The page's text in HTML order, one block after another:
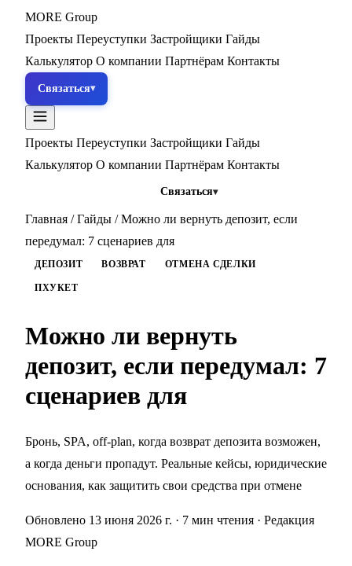
MORE Group
Проекты Переуступки Застройщики Гайды
Калькулятор О компании Партнёрам Контакты
Связаться
Проекты Переуступки Застройщики Гайды
Калькулятор О компании Партнёрам Контакты
Связаться
Главная / Гайды / Можно ли вернуть депозит, если
передумал: 7 сценариев для
ДЕПОЗИТ ВОЗВРАТ ОТМЕНА СДЕЛКИ
ПХУКЕТ
Можно ли вернуть
депозит, если передумал: 7
сценариев для
Бронь, SPA, off-plan, когда возврат депозита возможен,
а когда деньги пропадут. Реальные кейсы, юридические
основания, как защитить свои средства при отмене
Обновлено 13 июня 2026 г. · 7 мин чтения · Редакция
MORE Group